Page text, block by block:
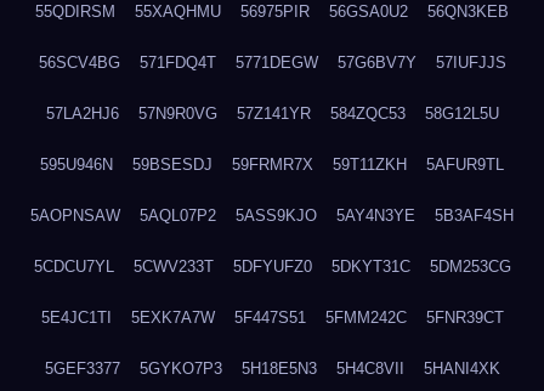
55QDIRSM 55XAQHMU 56975PIR 56GSA0U2 56QN3KEB
56SCV4BG 571FDQ4T 5771DEGW 57G6BV7Y 57IUFJJS
57LA2HJ6 57N9R0VG 57Z141YR 584ZQC53 58G12L5U
595U946N 59BSESDJ 59FRMR7X 59T11ZKH 5AFUR9TL
5AOPNSAW 5AQL07P2 5ASS9KJO 5AY4N3YE 5B3AF4SH
5CDCU7YL 5CWV233T 5DFYUFZ0 5DKYT31C 5DM253CG
5E4JC1TI 5EXK7A7W 5F447S51 5FMM242C 5FNR39CT
5GEF3377 5GYKO7P3 5H18E5N3 5H4C8VII 5HANI4XK